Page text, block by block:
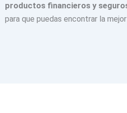
productos financieros y
para que puedas encontrar la